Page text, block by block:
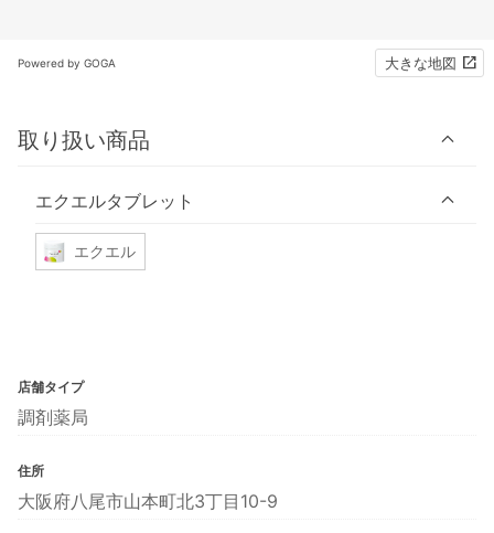
Powered by GOGA 大きな地図
取り扱い商品
エクエルタブレット
エクエル
店舗タイプ
調剤薬局
住所
大阪府八尾市山本町北3丁目10-9